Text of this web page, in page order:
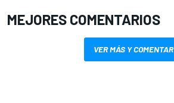
MEJORES COMENTARIOS
VER MÁS Y COMENTAR